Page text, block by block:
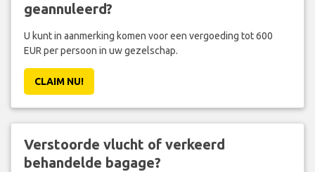
geannuleerd?
U kunt in aanmerking komen voor een vergoeding tot 600
EUR per persoon in uw gezelschap.
CLAIM NU!
Verstoorde vlucht of verkeerd
behandelde bagage?